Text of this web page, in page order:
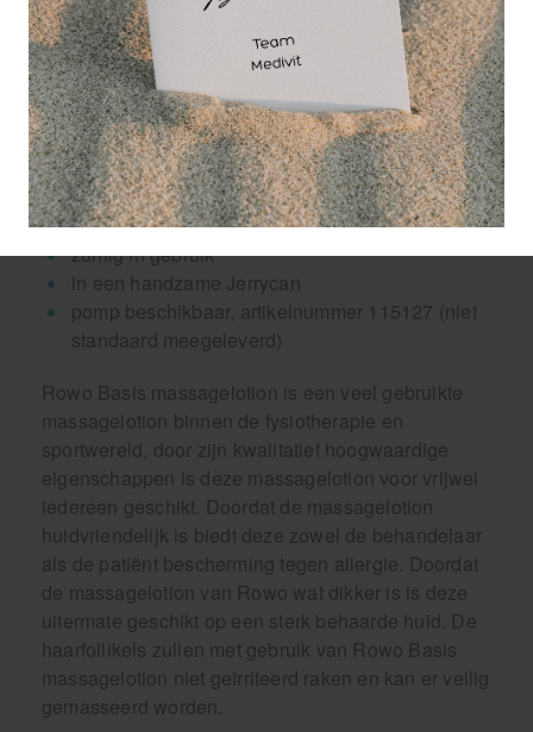
Kwaliteitseigenschappen Röwo LiproSens lotion
basis:
dermatologisch getest
huid voedende en herstellende eigenschappen
geschikt voor de gevoelige huid
neutraal
afwasbaar
zuinig in gebruik
in een handzame Jerrycan
pomp beschikbaar, artikelnummer 115127 (niet
standaard meegeleverd)
Rowo Basis massagelotion is een veel gebruikte
massagelotion binnen de fysiotherapie en
sportwereld, door zijn kwalitatief hoogwaardige
eigenschappen is deze massagelotion voor vrijwel
iedereen geschikt. Doordat de massagelotion
huidvriendelijk is biedt deze zowel de behandelaar
als de patiënt bescherming tegen allergie. Doordat
de massagelotion van Rowo wat dikker is is deze
uitermate geschikt op een sterk behaarde huid. De
haarfollikels zullen met gebruik van Rowo Basis
massagelotion niet geïrriteerd raken en kan er veilig
gemasseerd worden.